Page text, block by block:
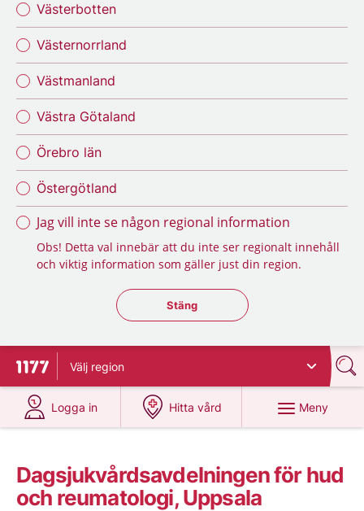
Västerbotten
Västernorrland
Västmanland
Västra Götaland
Örebro län
Östergötland
Jag vill inte se någon regional information
Obs! Detta val innebär att du inte ser regionalt innehåll
och viktig information som gäller just din region.
Stäng regionsväljaren
Stäng
Till startsidan för 1177
Välj region
Logga in
på 1177.se
Hitta vård
på 1177.se
Meny
Dagsjukvårdsavdelningen för hud
och reumatologi, Uppsala